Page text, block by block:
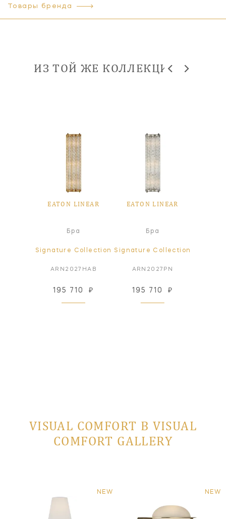
Товары бренда
ИЗ ТОЙ ЖЕ КОЛЛЕКЦИИ
EATON LINEAR
Бра
Signature Collection
ARN2027HAB
195 710 ₽
EATON LINEAR
Бра
Signature Collection
ARN2027PN
195 710 ₽
VISUAL COMFORT В VISUAL
COMFORT GALLERY
NEW NEW